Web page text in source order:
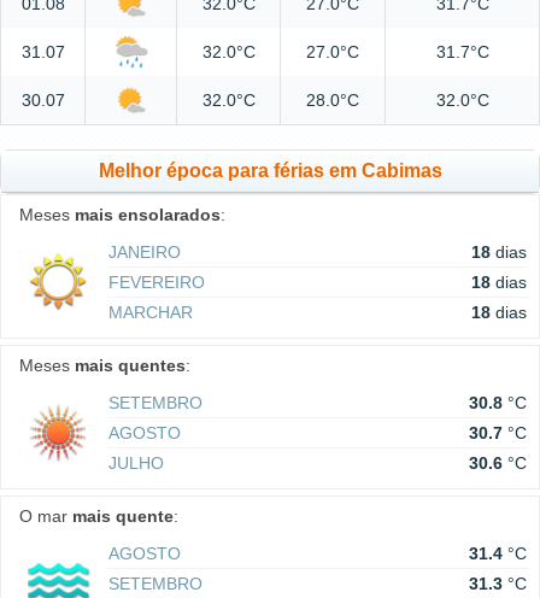
01.08 32.0°C 27.0°C 31.7°C
31.07 32.0°C 27.0°C 31.7°C
30.07 32.0°C 28.0°C 32.0°C
Melhor época para férias em Cabimas
Meses mais ensolarados:
JANEIRO
18 dias
FEVEREIRO
18 dias
MARCHAR
18 dias
Meses mais quentes:
SETEMBRO
30.8 °C
AGOSTO
30.7 °C
JULHO
30.6 °C
O mar mais quente:
AGOSTO
31.4 °C
SETEMBRO
31.3 °C